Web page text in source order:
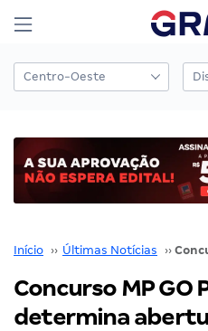
Início ›› Últimas Notícias ››
Concurso MP GO
determina